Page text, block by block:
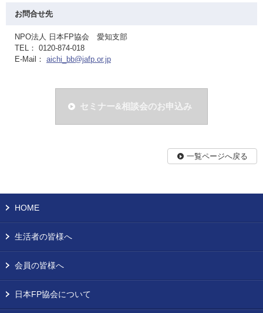
お問合せ先
NPO法人 日本FP協会 愛知支部
TEL： 0120-874-018
E-Mail： aichi_bb@jafp.or.jp
セミナー&相談会のお申込み
一覧ページへ戻る
HOME
生活者の皆様へ
会員の皆様へ
日本FP協会について